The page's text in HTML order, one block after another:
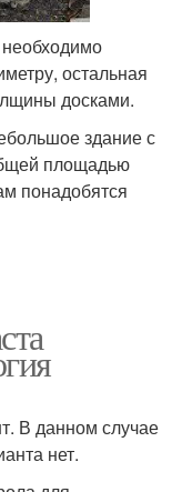
остальная
досками.
здание с
площадью
понадобятся
В данном случае
нет.